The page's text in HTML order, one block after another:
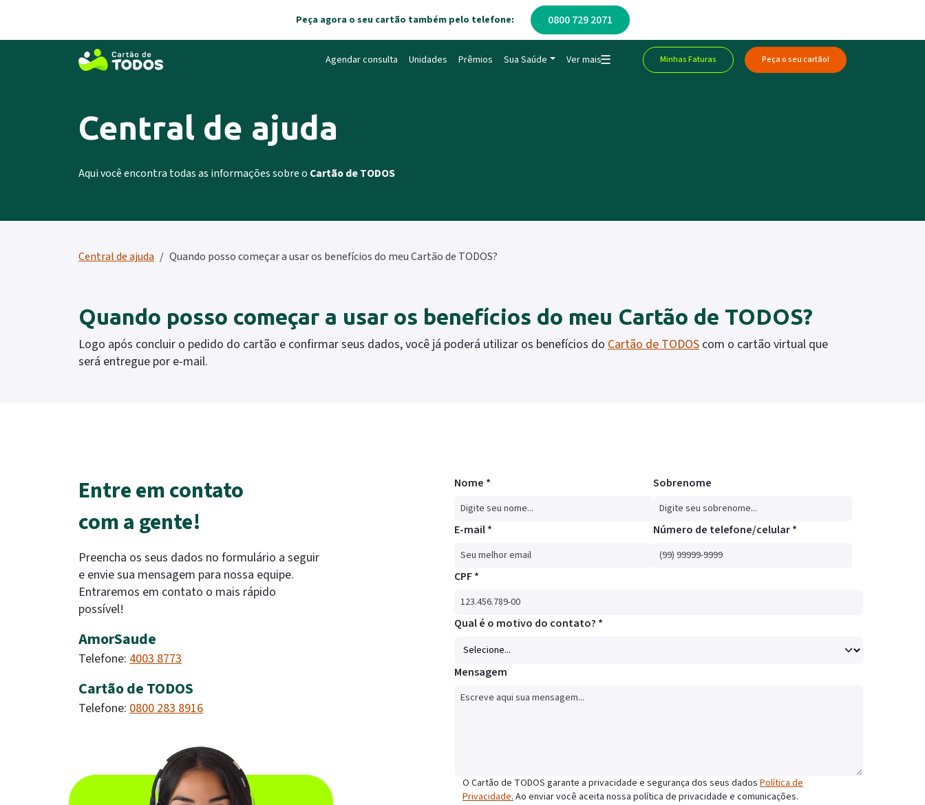
Peça agora o seu cartão também pelo telefone: 0800 729 2071
Minhas Faturas Peça o seu cartão!
Agendar consulta Unidades Prêmios Sua Saúde Ver mais☰
Central de ajuda
Aqui você encontra todas as informações sobre o Cartão de TODOS
Central de ajuda Quando posso começar a usar os benefícios do meu Cartão de TODOS?
Quando posso começar a usar os benefícios do meu Cartão de TODOS?
Logo após concluir o pedido do cartão e confirmar seus dados, você já poderá utilizar os benefícios do Cartão de TODOS com o cartão virtual que
será entregue por e-mail.
Entre em contato
com a gente!
Preencha os seus dados no formulário a seguir
e envie sua mensagem para nossa equipe.
Entraremos em contato o mais rápido
possível!
AmorSaude
Telefone: 4003 8773
Cartão de TODOS
Telefone: 0800 283 8916
Nome * Sobrenome
E-mail * Número de telefone/celular *
CPF *
Qual é o motivo do contato? *
Mensagem
O Cartão de TODOS garante a privacidade e segurança dos seus dados Política de
Privacidade.Ao enviar você aceita nossa política de privacidade e comunicações.